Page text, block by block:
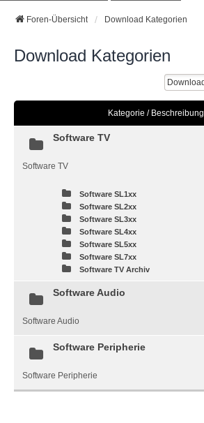
Foren-Übersicht Download Kategorien
Download Kategorien
Kategorie / Beschreibung
Software TV
Software TV
Software SL1xx
Software SL2xx
Software SL3xx
Software SL4xx
Software SL5xx
Software SL7xx
Software TV Archiv
Software Audio
Software Audio
Software Peripherie
Software Peripherie